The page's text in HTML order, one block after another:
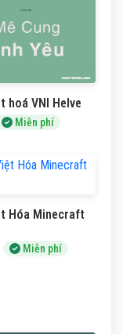
hoá VNI Helve
Miễn phí
Hóa Minecraft
Miễn phí